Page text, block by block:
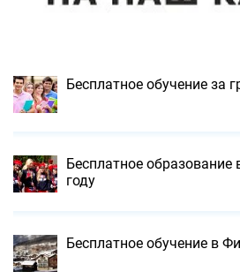
Бесплатное обучение за
Бесплатное образование
году
Бесплатное обучение в